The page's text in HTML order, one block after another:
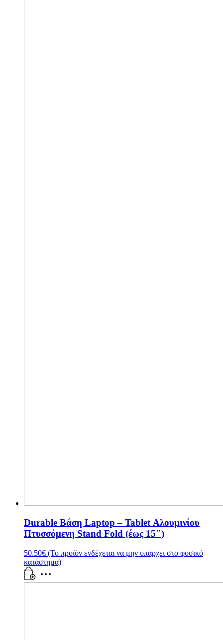
Durable Βάση Laptop – Tablet Αλουμινίου
Πτυσσόμενη Stand Fold (έως 15″)
50.50€ (Το προϊόν ενδέχεται να μην υπάρχει στο φυσικό
κατάστημα)